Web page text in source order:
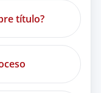
título?